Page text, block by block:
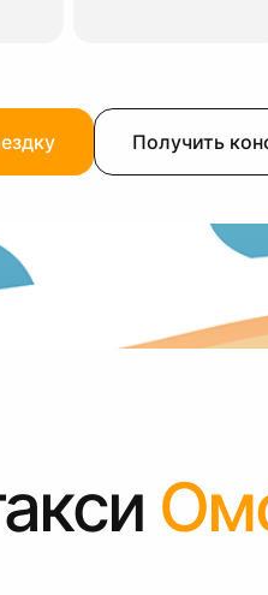
Получить